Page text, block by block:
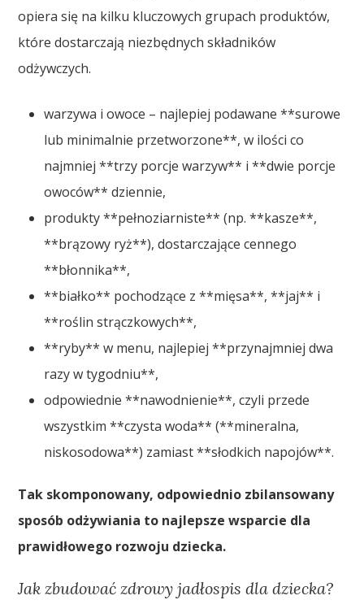
opiera się na kilku kluczowych grupach produktów,
które dostarczają niezbędnych składników
odżywczych.
warzywa i owoce – najlepiej podawane **surowe
lub minimalnie przetworzone**, w ilości co
najmniej **trzy porcje warzyw** i **dwie porcje
owoców** dziennie,
produkty **pełnoziarniste** (np. **kasze**,
**brązowy ryż**), dostarczające cennego
**błonnika**,
**białko** pochodzące z **mięsa**, **jaj** i
**roślin strączkowych**,
**ryby** w menu, najlepiej **przynajmniej dwa
razy w tygodniu**,
odpowiednie **nawodnienie**, czyli przede
wszystkim **czysta woda** (**mineralna,
niskosodowa**) zamiast **słodkich napojów**.
Tak skomponowany, odpowiednio zbilansowany
sposób odżywiania to najlepsze wsparcie dla
prawidłowego rozwoju dziecka.
Jak zbudować zdrowy jadłospis dla dziecka?